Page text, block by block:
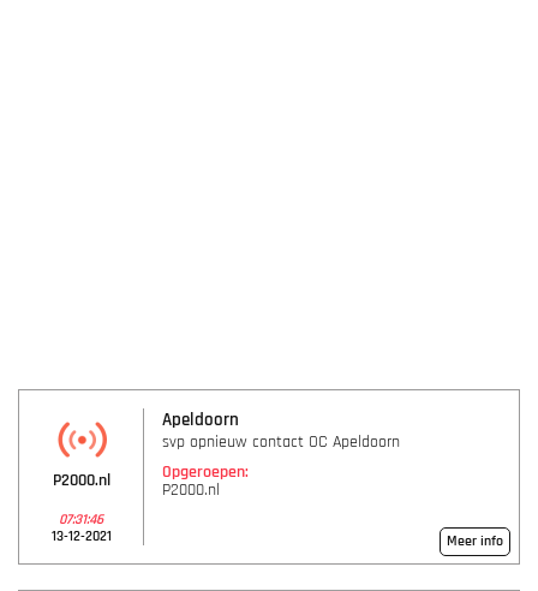
P2000.nl
07:31:46
13-12-2021
Apeldoorn
svp opnieuw contact OC Apeldoorn
Opgeroepen:
P2000.nl
Meer info